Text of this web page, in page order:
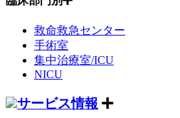
救命救急センター
手術室
集中治療室/ICU
NICU
サービス情報